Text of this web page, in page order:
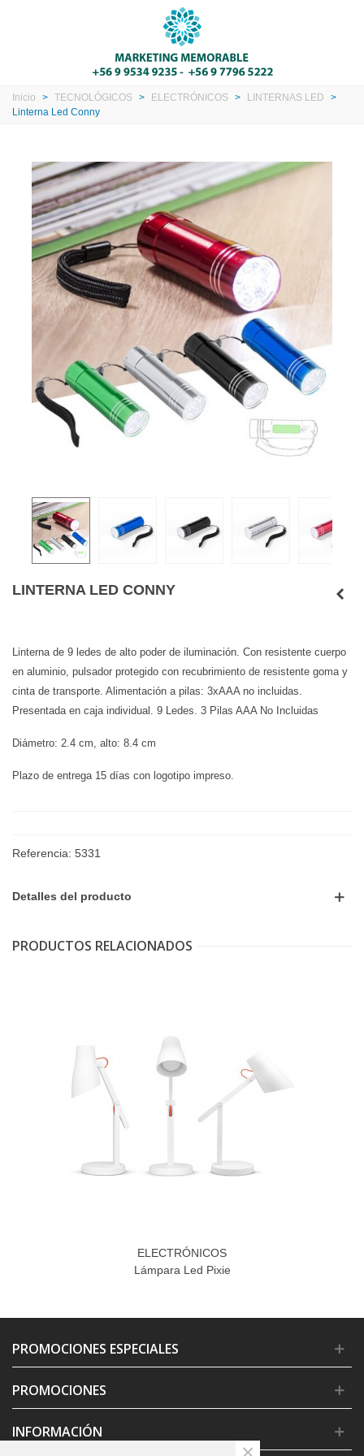
Inicio > TECNOLÓGICOS > ELECTRÓNICOS > LINTERNAS LED
>
Linterna Led Conny
LINTERNA LED CONNY
Linterna de 9 ledes de alto poder de iluminación. Con resistente cuerpo
en aluminio, pulsador protegido con recubrimiento de resistente goma y
cinta de transporte. Alimentación a pilas: 3xAAA no incluidas.
Presentada en caja individual. 9 Ledes. 3 Pilas AAA No Incluidas
Diámetro: 2.4 cm, alto: 8.4 cm
Plazo de entrega 15 días con logotipo impreso.
Referencia: 5331
Detalles del producto
PRODUCTOS RELACIONADOS
ELECTRÓNICOS
Lámpara Led Pixie
PROMOCIONES ESPECIALES
PROMOCIONES
INFORMACIÓN